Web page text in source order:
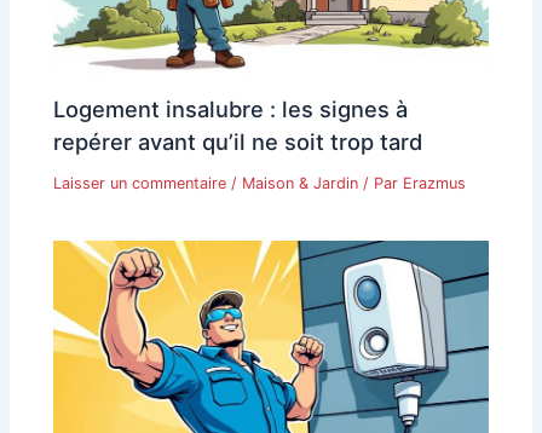
Logement insalubre : les signes à
repérer avant qu’il ne soit trop tard
Laisser un commentaire / Maison & Jardin / Par Erazmus